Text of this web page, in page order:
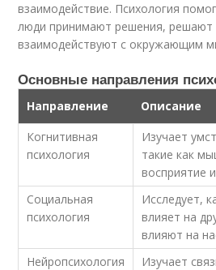
взаимодействие. Психология
люди принимают решения,
взаимодействуют с окружающим
Основные направления
Направление
Описание
Когнитивная
психология
Изучает
такие как
восприятие
Социальная
психология
Исследует,
влияет на
влияют на
Нейропсихология
Изучает